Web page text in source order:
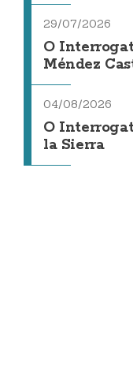
29/07/2026
O
Méndez
04/08/2026
O
la Sierra